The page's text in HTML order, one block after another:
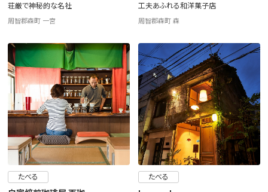
荘厳で神秘的な名社
周智郡森町 一宮
工夫あふれる和洋菓子店
周智郡森町 森
たべる たべる